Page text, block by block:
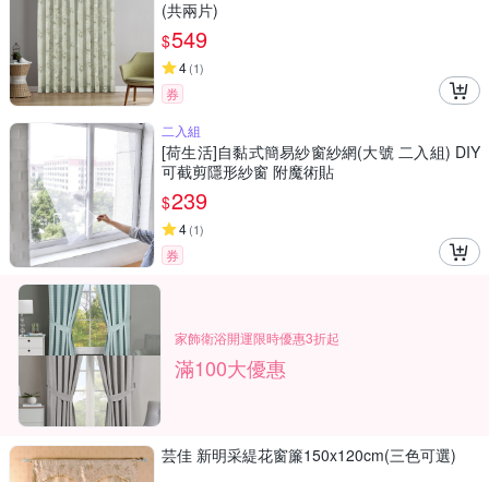
(共兩片)
$549
4(1)
券
二入組
[荷生活]自黏式簡易紗窗紗網(大號 二入組) DIY
可截剪隱形紗窗 附魔術貼
$239
4(1)
券
家飾衛浴開運限時優惠3折起
滿100大優惠
芸佳 新明采緹花窗簾150x120cm(三色可選)